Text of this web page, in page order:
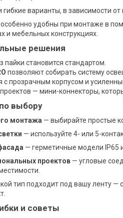
гибкие варианты, в зависимости от
удобны при монтаже в
и мебельных конструкциях.
решения
пайки становится стандартом.
позволяют собирать систему
прозрачным корпусом и
— мини-коннекторы,
выбору
монтажа — выбирайте простые
— используйте 4- или 5-
— герметичные модели IP65
проектов — угловые
тип подходит под вашу ленту —
и советы